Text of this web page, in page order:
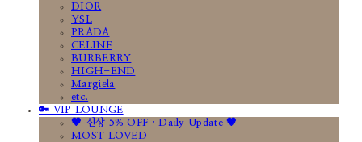
DIOR
YSL
PRADA
CELINE
BURBERRY
HIGH-END
Margiela
etc.
🔑 VIP LOUNGE
🤎 신상 5% OFF · Daily Update 🤎
MOST LOVED